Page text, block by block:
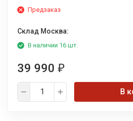
Предзаказ
Склад Москва:
В наличии 16 шт.
39 990 ₽
В